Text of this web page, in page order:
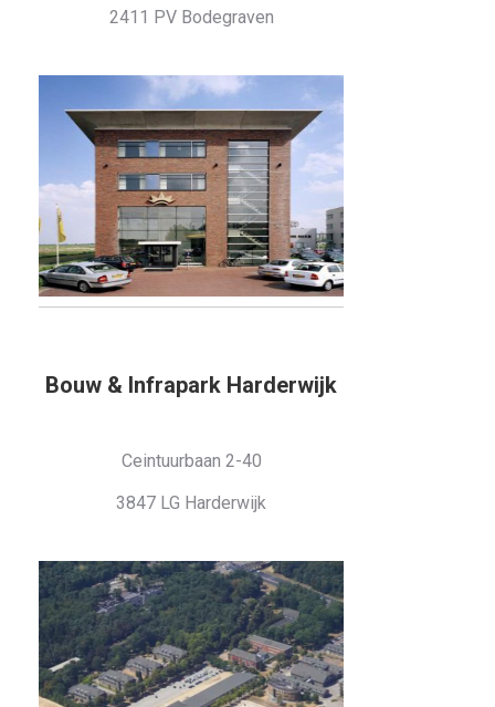
2411 PV Bodegraven
Bouw & Infrapark Harderwijk
Ceintuurbaan 2-40
3847 LG Harderwijk